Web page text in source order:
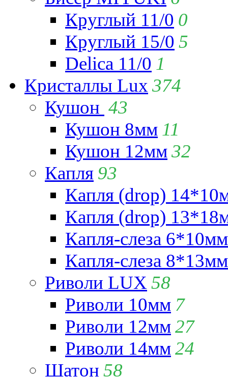
Круглый 11/0 0
Круглый 15/0 5
Delica 11/0 1
Кристаллы Lux 374
Кушон 43
Кушон 8мм 11
Кушон 12мм32
Капля 93
Капля (drop)
Капля (drop)
Капля-слеза 6*10мм
Капля-слеза 8*13мм
Риволи LUX 58
Риволи 10мм 7
Риволи 12мм27
Риволи 14мм24
Шатон 58